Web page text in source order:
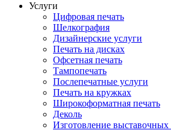
Услуги
Цифровая печать
Шелкография
Дизайнерские услуги
Печать на дисках
Офсетная печать
Тампопечать
Послепечатные услуги
Печать на кружках
Широкоформатная печать
Деколь
Изготовление выставочных